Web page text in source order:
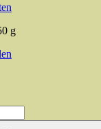
gewählt
werden
g